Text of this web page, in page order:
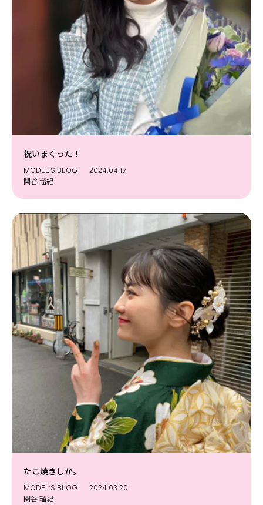
祝いまくった！ ⁡
MODEL’S BLOG
2024.04.17
関谷 瑠紀
たこ焼きしか。 ⁡
MODEL’S BLOG
2024.03.20
関谷 瑠紀